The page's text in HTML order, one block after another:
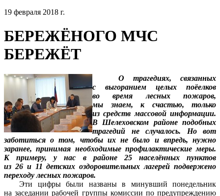
19 февраля 2018 г.
БЕРЕЖЁНОГО МЧС
БЕРЕЖЁТ
О трагедиях, связанных
с выгоранием целых поёелков
во время лесных пожаров,
мы знаем, к счастью, только
из средств массовой информации.
В Шелеховском районе подобных
трагедий не случалось. Но вот
заботиться о том, чтобы их не было и впредь, нужно
заранее, принимая необходимые профилактические меры.
К примеру, у нас в районе 25 населённых пунктов
из 26 и 11 детских оздоровительных лагерей подвержено
переходу лесных пожаров.
Эти цифры были названы в минувший понедельник
на заседании рабочей группы комиссии по предупреждению